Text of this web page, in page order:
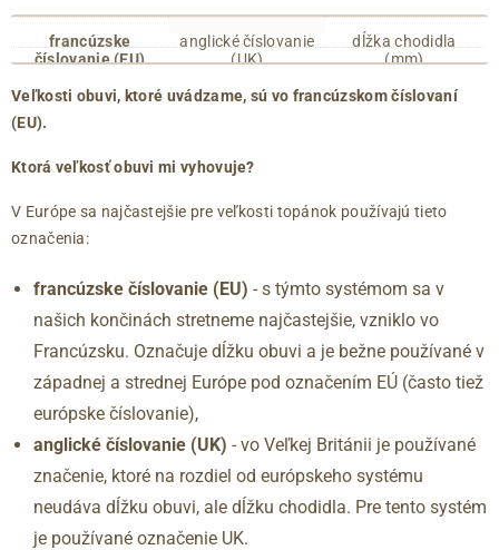
francúzske
číslovanie (EU)
35
36
37
38
38.5
39
42.5
43
44
45
46
anglické číslovanie
(UK)
2.5
3
4
5
6
9
9.5
10
11
dĺžka chodidla
(mm)
215
220
240
265
270
280
285
290
Veľkosti obuvi, ktoré uvádzame, sú vo francúzskom číslovaní
(EU).
Ktorá veľkosť obuvi mi vyhovuje?
V Európe sa najčastejšie pre veľkosti topánok používajú tieto
označenia:
francúzske číslovanie (EU) - s týmto systémom sa v
našich končinách stretneme najčastejšie, vzniklo vo
Francúzsku. Označuje dĺžku obuvi a je bežne používané v
západnej a strednej Európe pod označením EÚ (často tiež
európske číslovanie),
anglické číslovanie (UK) - vo Veľkej Británii je používané
značenie, ktoré na rozdiel od európskeho systému
neudáva dĺžku obuvi, ale dĺžku chodidla. Pre tento systém
je používané označenie UK.